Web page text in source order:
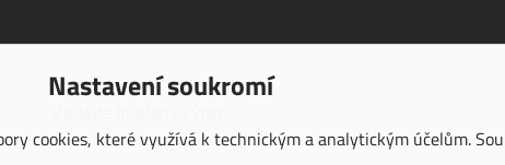
Nastavení soukromí
cookies, které využívá k technickým a analytickým účelům.